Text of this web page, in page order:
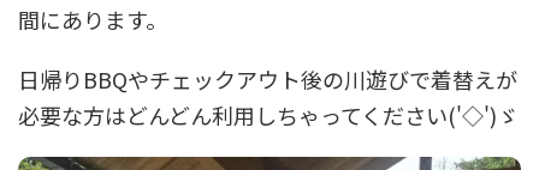
間にあります。
日帰りBBQやチェックアウト後の川遊びで着替えが
必要な方はどんどん利用しちゃってください('◇')ゞ